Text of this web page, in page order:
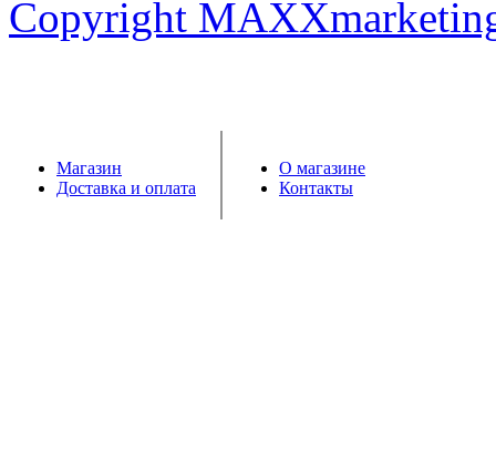
Copyright
Магазин
Доставка и оплата
О магазине
Контакты